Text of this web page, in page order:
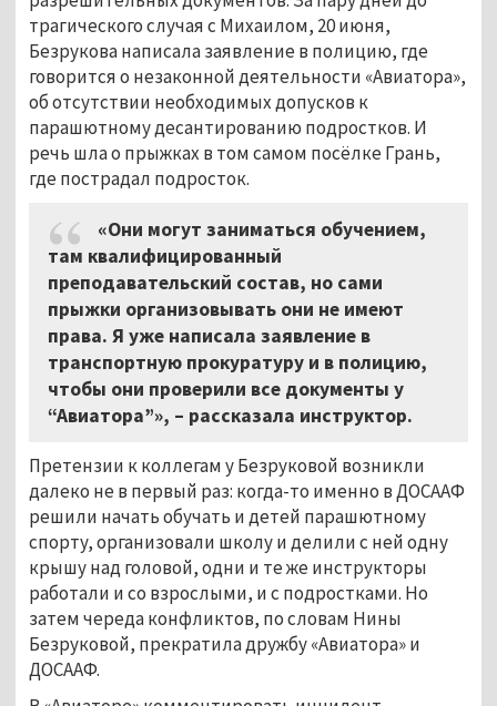
трагического случая с Михаилом, 20 июня,
Безрукова написала заявление в полицию, где
говорится о незаконной деятельности «Авиатора»,
об отсутствии необходимых допусков к
парашютному десантированию подростков. И
речь шла о прыжках в том самом посёлке Грань,
где пострадал подросток.
«Они могут заниматься обучением,
там квалифицированный
преподавательский состав, но сами
прыжки организовывать они не имеют
права. Я уже написала заявление в
транспортную прокуратуру и в полицию,
чтобы они проверили все документы у
“Авиатора”», – рассказала инструктор.
Претензии к коллегам у Безруковой возникли
далеко не в первый раз: когда-то именно в ДОСААФ
решили начать обучать и детей парашютному
спорту, организовали школу и делили с ней одну
крышу над головой, одни и те же инструкторы
работали и со взрослыми, и с подростками. Но
затем череда конфликтов, по словам Нины
Безруковой, прекратила дружбу «Авиатора» и
ДОСААФ.